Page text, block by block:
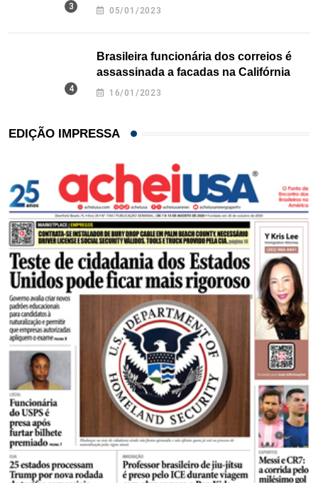
Texas
05/01/2023
Brasileira funcionária dos correios é
assassinada a facadas na Califórnia
16/01/2023
EDIÇÃO IMPRESSA